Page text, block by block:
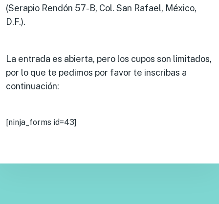
(Serapio Rendón 57-B, Col. San Rafael, México,
D.F.).
La entrada es abierta, pero los cupos son limitados,
por lo que te pedimos por favor te inscribas a
continuación:
[ninja_forms id=43]